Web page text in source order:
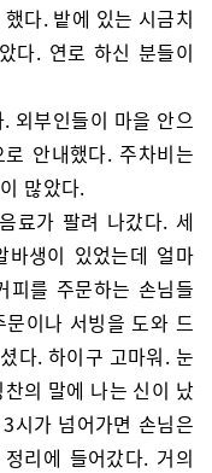
다. 밭에 있는 시금치
다. 연로 하신 분들이
외부인들이 마을 안으
안내했다. 주차비는
많았다.
료가 팔려 나갔다. 세
생이 있었는데 얼마
피를 주문하는 손님들
이나 서빙을 도와 드
다. 하이구 고마워. 눈
의 말에 나는 신이 났
시가 넘어가면 손님은
리에 들어갔다. 거의